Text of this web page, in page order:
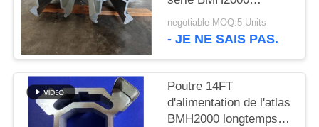
DE
LA
VIE
PRIVÉE
Profiles extrudés en
aluminium pour les
negotiable MOQ:5 Units
- JE NE SAIS PAS.
Poutre 14FT
d'alimentation de l'atlas
BMH2000 longtemps